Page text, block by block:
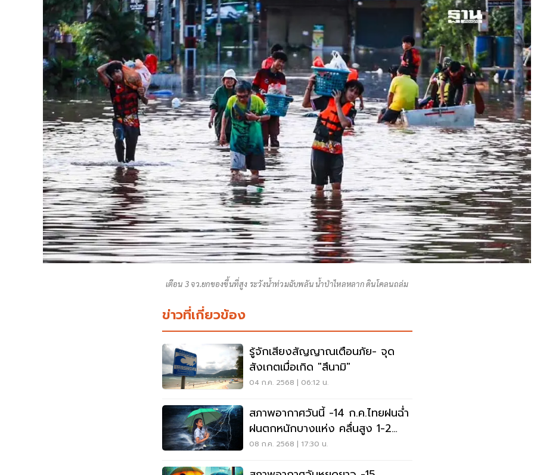
เตือน 3 จว.ยกของขึ้นที่สูง ระวังน้ำท่วมฉับพลัน น้ำป่าไหลหลาก ดินโคลนถล่ม
ข่าวที่เกี่ยวข้อง
รู้จักเสียงสัญญาณเตือนภัย- จุด
สังเกตเมื่อเกิด "สึนามิ"
04 ก.ค. 2568 | 06:12 น.
สภาพอากาศวันนี้ -14 ก.ค.ไทยฝนฉ่ำ
ฝนตกหนักบางแห่ง คลื่นสูง 1-2
เมตร
08 ก.ค. 2568 | 17:30 น.